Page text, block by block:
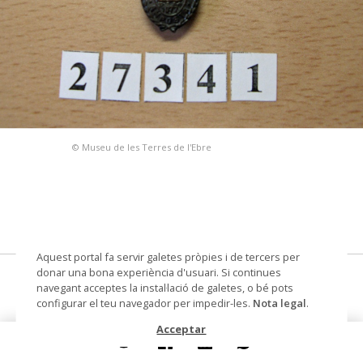
© Museu de les Terres de l'Ebre
Cambra Arrossera Amposta
botó de solapa
Aquest portal fa servir galetes pròpies i de tercers per
donar una bona experiència d'usuari. Si continues
navegant acceptes la instal·lació de galetes, o bé pots
configurar el teu navegador per impedir-les. Nota legal.
Acceptar